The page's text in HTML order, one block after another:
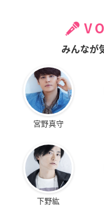
みんなが
宮野真守
下野紘